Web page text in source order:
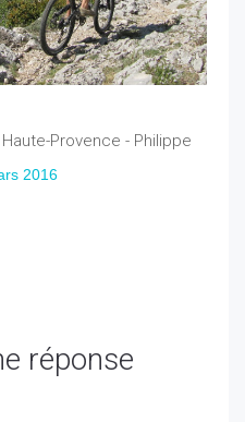
Provence - Philippe
2016
réponse